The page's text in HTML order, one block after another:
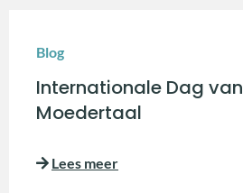
Blog
Internationale Dag
Moedertaal
Lees meer